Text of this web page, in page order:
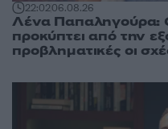
22:0206.08.26
Λένα Παπαληγούρα:
προκύπτει από την
προβληματικές οι